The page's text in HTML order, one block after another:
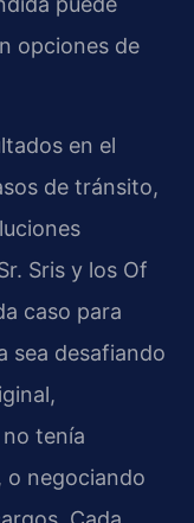
opciones de
en el
de tránsito,
Sris y los Of
caso para
sea desafiando
tenía
o negociando